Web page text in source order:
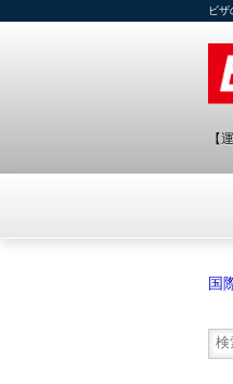
ビ
【
国